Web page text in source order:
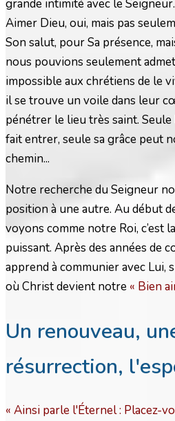
grande intimité avec le Seigneur.
Aimer Dieu, oui, mais pas
Son salut, pour Sa présence,
nous pouvions seulement
impossible aux chrétiens de le
il se trouve un voile dans leur
pénétrer le lieu très saint.
fait entrer, seule sa grâce peut
chemin...
Notre recherche du Seigneur
position à une autre. Au début
voyons comme notre Roi, c’est
puissant. Après des années de
apprend à communier avec Lui,
où Christ devient notre « Bien
Un renouveau,
résurrection,
« Ainsi parle l'Éternel : Placez-